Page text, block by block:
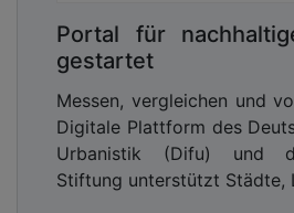
Vorfälle umgehend
leistet eine Virenschutzlösung
Fachwissen auf dem
Die komplexe Aufgabe,
kontinuierlich zu überwachen
Portal für
gestartet
Messen, vergleichen und
Digitale Plattform des
Urbanistik (Difu) und
Stiftung unterstützt Städte,